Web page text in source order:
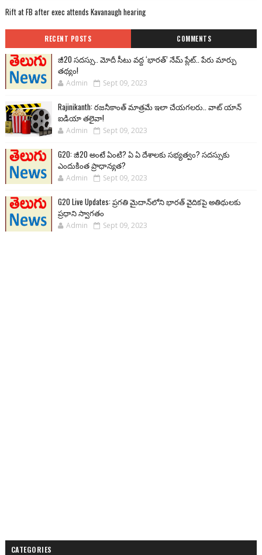
Rift at FB after exec attends Kavanaugh hearing
RECENT POSTS COMMENTS
జీ20 సదస్సు.. మోదీ సీటు వద్ద ‘భారత్’ నేమ్ ప్లేట్‌.. పేరు మార్పు
తథ్యం!
Admin Sept 09, 2023
Rajinikanth: రజనీకాంత్ మాత్రమే ఇలా చేయగలరు.. వాట్ యాన్
ఐడియా తలైవా!
Admin Sept 09, 2023
G20: జీ20 అంటే ఏంటి? ఏ ఏ దేశాలకు సభ్యత్వం? సదస్సుకు
ఎందుకింత ప్రాధాన్యత?
Admin Sept 09, 2023
G20 Live Updates: ప్రగతి మైదాన్‌లోని భారత్ వైదికపై అతిథులకు
ప్రధాని స్వాగతం
Admin Sept 09, 2023
CATEGORIES